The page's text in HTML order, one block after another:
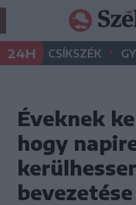
24H CSÍKSZÉK •
Éveknek
hogy